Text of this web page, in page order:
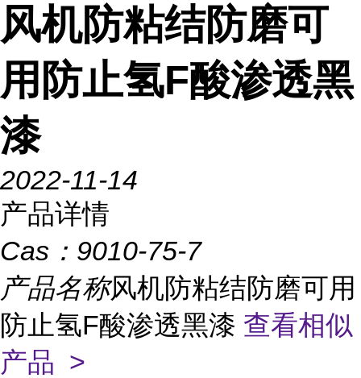
风机防粘结防磨可
用防止氢F酸渗透黑
漆
2022-11-14
产品详情
Cas： 9010-75-7
产品名称风机防粘结防磨可用
防止氢F酸渗透黑漆 查看相似
产品 >